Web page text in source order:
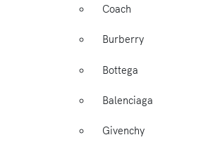
Coach
Burberry
Bottega
Balenciaga
Givenchy